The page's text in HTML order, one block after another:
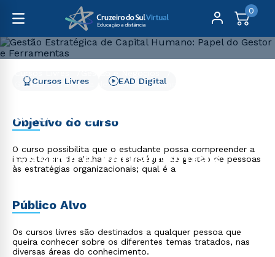
0
Gestão Estratégica de Capital Humano: Papel do Gestor e
Gestão Estratégica de
Capital Humano: Papel do
Gestor e Ferramentas
Cursos Livres EAD Digital
Objetivo do curso
O curso possibilita que o estudante possa compreender a
importância de alinhar as estratégias de gestão de pessoas
às estratégias organizacionais; qual é a
Público Alvo
Os cursos livres são destinados a qualquer pessoa que
queira conhecer sobre os diferentes temas tratados, nas
diversas áreas do conhecimento.